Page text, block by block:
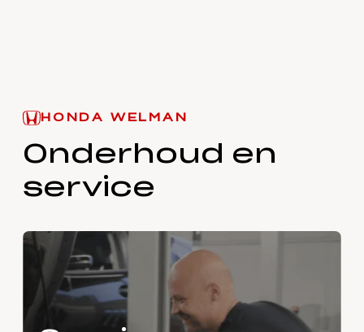
HONDA WELMAN
Onderhoud en
service